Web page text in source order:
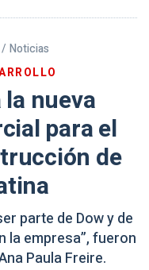
/ Noticias
nueva
para el
de
parte de Dow y de
la empresa”, fueron
Paula Freire.